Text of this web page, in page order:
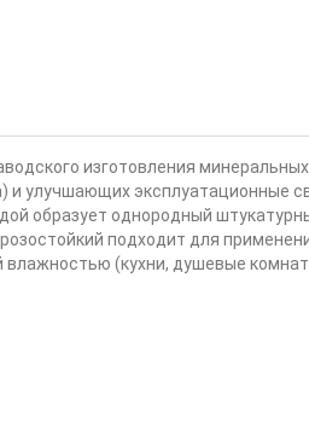
изготовления
и улучшающих эксплуатационные
образует однородный
подходит для
(кухни, душевые